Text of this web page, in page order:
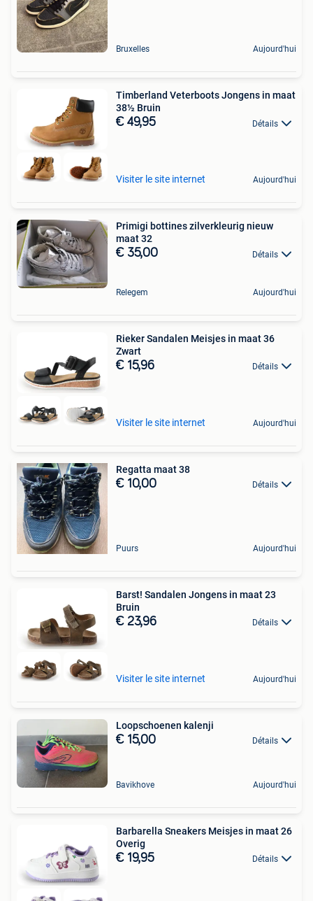
Bruxelles Aujourd'hui
Timberland Veterboots Jongens in maat
38½ Bruin
€ 49,95 Détails
Visiter le site internet Aujourd'hui
Primigi bottines zilverkleurig nieuw
maat 32
€ 35,00 Détails
Relegem Aujourd'hui
Rieker Sandalen Meisjes in maat 36
Zwart
€ 15,96 Détails
Visiter le site internet Aujourd'hui
Regatta maat 38
€ 10,00 Détails
Puurs Aujourd'hui
Barst! Sandalen Jongens in maat 23
Bruin
€ 23,96 Détails
Visiter le site internet Aujourd'hui
Loopschoenen kalenji
€ 15,00 Détails
Bavikhove Aujourd'hui
Barbarella Sneakers Meisjes in maat 26
Overig
€ 19,95 Détails